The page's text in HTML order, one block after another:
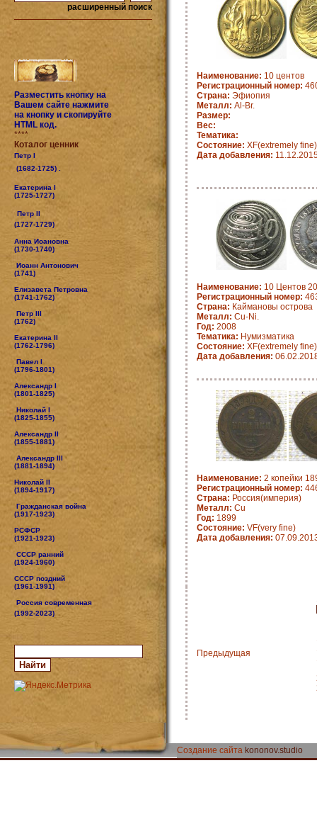
расширенный поиск
Разместить кнопку на
Вашем сайте нажмите
на кнопку и скопируйте
HTML код.
****
Коталог ценник
Петр I
(1682-1725) .
Екатерина I
(1725-1727)
Петр II
(1727-1729)
Анна Иоановна
(1730-1740)
Иоанн Антонович
(1741)
Елизавета Петровна
(1741-1762)
Петр III
(1762)
Екатерина II
(1762-1796)
Павел I
(1796-1801)
Александр I
(1801-1825)
Николай I
(1825-1855)
Александр II
(1855-1881)
Александр III
(1881-1894)
Николай II
(1894-1917)
Гражданская война
(1917-1923)
РСФСР
(1921-1923)
СССР ранний
(1924-1960)
СССР поздний
(1961-1991)
Россия современная
(1992-2023)
Наименование: 10 центов
Регистрационный номер:
Страна: Эфиопия
Металл: Al-Br.
Размер:
Вес:
Тематика:
Состояние: XF(extremely fine)
Дата добавления:
Наименование: 10 Центов
Регистрационный номер:
Страна: Каймановы острова
Металл: Cu-Ni.
Год: 2008
Тематика: Нумизматика
Состояние: XF(extremely fine)
Дата добавления:
Наименование: 2 копейки
Регистрационный номер:
Страна: Россия(империя)
Металл: Cu
Год: 1899
Состояние: VF(very fine)
Дата добавления:
Предыдущая
Создание сайта kononov.studio